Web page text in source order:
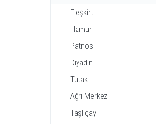
Eleşkirt
Hamur
Patnos
Diyadin
Tutak
Ağrı Merkez
Taşlıçay